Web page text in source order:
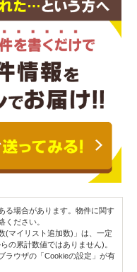
る場合があります。物件に関す
ください。
(マイリスト追加数)」は、一定
の累計数値ではありません)。
ラウザの「Cookieの設定」が有